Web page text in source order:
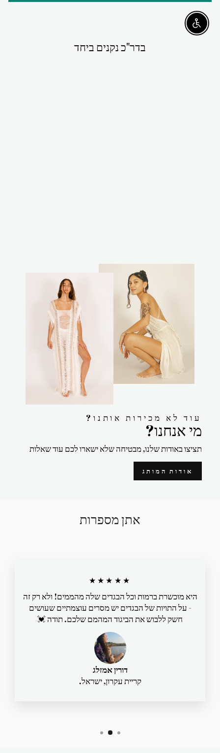
בדר"כ נקנים ביחד
?עוד לא מכירות אותנו
?מי אנחנו
תציצו באודות שלנו, מבטיחה שלא ישארו לכם עוד שאלות
אודות המותג
אתן מספרות
★★★★★
היא מוכשרת ברמות וכל הבגדים שלה מהממים! ולא רק זה
- על התויות של הבגדים יש מסרים עוצמתיים שעושים
חשק ללבוש את הביגוד המהמם שלכם. תודה 💓
דורין אמזלג
קריית עקרון, ישראל.
Enable accessibility